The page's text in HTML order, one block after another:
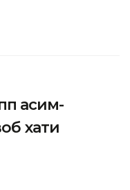
Қасим-
хати